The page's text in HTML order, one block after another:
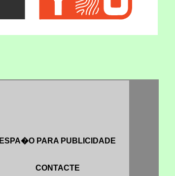
ESPA�O PARA PUBLICIDADE
CONTACTE